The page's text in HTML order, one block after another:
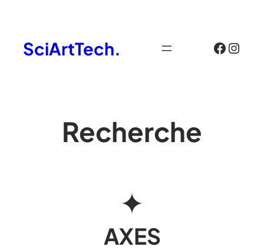
contenu
SciArtTech. Facebook Instagram
Recherche
AXES